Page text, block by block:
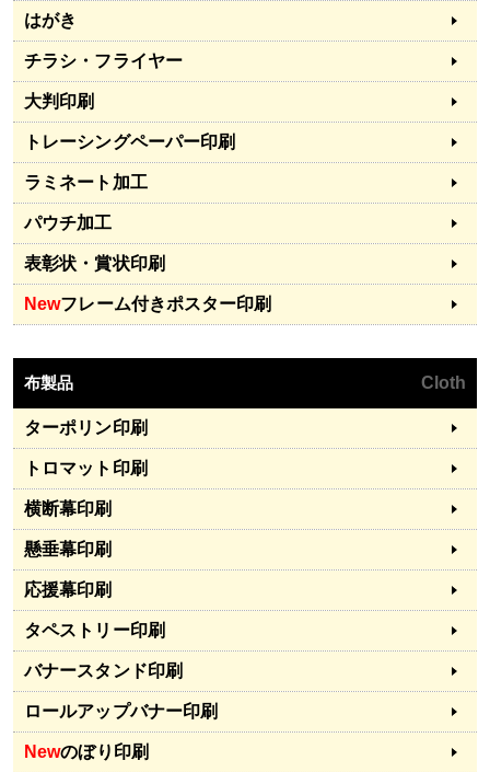
はがき
チラシ・フライヤー
大判印刷
トレーシングペーパー印刷
ラミネート加工
パウチ加工
表彰状・賞状印刷
Newフレーム付きポスター印刷
布製品 Cloth
ターポリン印刷
トロマット印刷
横断幕印刷
懸垂幕印刷
応援幕印刷
タペストリー印刷
バナースタンド印刷
ロールアップバナー印刷
Newのぼり印刷